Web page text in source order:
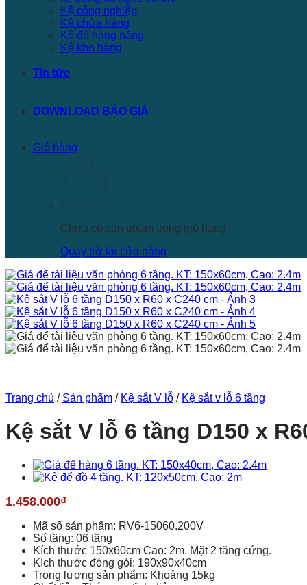
Kệ công nghiệp
Kệ chứa hàng
Kệ để hàng nặng
Kệ kho hàng
Tin tức
DOWNLOAD BÁO GIÁ
Giỏ hàng
Chưa có sản phẩm trong giỏ hàng.
Quay trở lại cửa hàng
Trang chủ / Sản phẩm / Kệ sắt V lỗ / Kệ sắt v lỗ 6 tầng
Kệ sắt V lỗ 6 tầng D150 x
1.458.000₫
Mã số sản phẩm: RV6-15060.200V
Số tầng: 06 tầng
Kích thước 150x60cm Cao: 2m. Mặt 2 tăng cứng.
Kích thước đóng gói: 190x90x40cm
Trọng lượng sản phẩm: Khoảng 15kg